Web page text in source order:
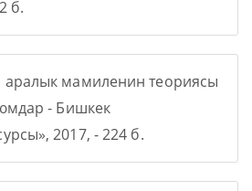
б.
аралык мамиленин теориясы
- Бишкек
2017, - 224 б.